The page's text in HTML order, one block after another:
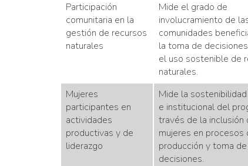
Participación
comunitaria en la
gestión de recursos
naturales
Mide el grado de
involucramiento de
comunidades
la toma de
el uso sostenible de
naturales.
Mujeres
participantes en
actividades
productivas y de
liderazgo
Mide la
e institucional del
través de la inclusión
mujeres en procesos
producción y toma de
decisiones.